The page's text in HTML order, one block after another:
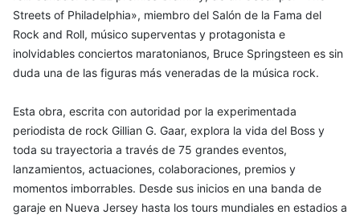
Streets of Philadelphia», miembro del Salón de la Fama del
Rock and Roll, músico superventas y protagonista e
inolvidables conciertos maratonianos, Bruce Springsteen es sin
duda una de las figuras más veneradas de la música rock.
Esta obra, escrita con autoridad por la experimentada
periodista de rock Gillian G. Gaar, explora la vida del Boss y
toda su trayectoria a través de 75 grandes eventos,
lanzamientos, actuaciones, colaboraciones, premios y
momentos imborrables. Desde sus inicios en una banda de
garaje en Nueva Jersey hasta los tours mundiales en estadios a